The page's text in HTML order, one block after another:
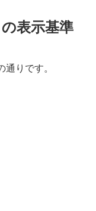
表示基準
りです。